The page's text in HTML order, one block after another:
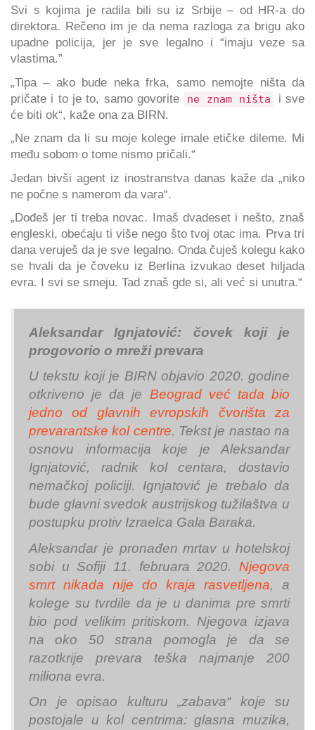
Svi s kojima je radila bili su iz Srbije – od HR-a do
direktora. Rečeno im je da nema razloga za brigu ako
upadne policija, jer je sve legalno i “imaju veze sa
vlastima.”
„Tipa – ako bude neka frka, samo nemojte ništa da
pričate i to je to, samo govorite
ne znam ništa
i sve
će biti ok“, kaže ona za BIRN.
„Ne znam da li su moje kolege imale etičke dileme. Mi
među sobom o tome nismo pričali.“
Jedan bivši agent iz inostranstva danas kaže da „niko
ne počne s namerom da vara“.
„Dođeš jer ti treba novac. Imaš dvadeset i nešto, znaš
engleski, obećaju ti više nego što tvoj otac ima. Prva tri
dana veruješ da je sve legalno. Onda čuješ kolegu kako
se hvali da je čoveku iz Berlina izvukao deset hiljada
evra. I svi se smeju. Tad znaš gde si, ali već si unutra.“
Aleksandar Ignjatović: čovek koji je
progovorio o mreži prevara
U tekstu koji je BIRN objavio 2020. godine
otkriveno je da je Beograd već tada bio
jedno od glavnih evropskih čvorišta za
prevarantske kol centre. Tekst je nastao na
osnovu informacija koje je Aleksandar
Ignjatović, radnik kol centara, dostavio
nemačkoj policiji. Ignjatović je trebalo da
bude glavni svedok austrijskog tužilaštva u
postupku protiv Izraelca Gala Baraka.
Aleksandar je pronađen mrtav u hotelskoj
sobi u Sofiji 11. februara 2020. Njegova
smrt nikada nije do kraja rasvetljena, a
kolege su tvrdile da je u danima pre smrti
bio pod velikim pritiskom. Njegova izjava
na oko 50 strana pomogla je da se
razotkrije prevara teška najmanje 200
miliona evra.
On je opisao kulturu „zabava“ koje su
postojale u kol centrima: glasna muzika,